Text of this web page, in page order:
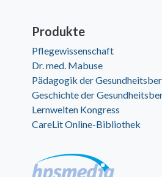
Produkte
Pflegewissenschaft
Dr. med. Mabuse
Pädagogik der
Geschichte der
Lernwelten Kongress
CareLit Online-Bibliothek